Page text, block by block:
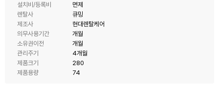
설치비/등록비
면제
렌탈사
큐밍
제조사
현대렌탈케어
의무사용기간
개월
소유권이전
개월
관리주기
4개월
제품크기
280
제품용량
74